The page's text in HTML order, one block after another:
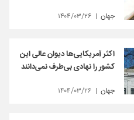
جهان ۱۴۰۴/۰۳/۲۶
اکثر آمریکایی‌ها دیوان عالی این
کشور را نهادی بی‌طرف نمی‌دانند
جهان ۱۴۰۴/۰۳/۲۶